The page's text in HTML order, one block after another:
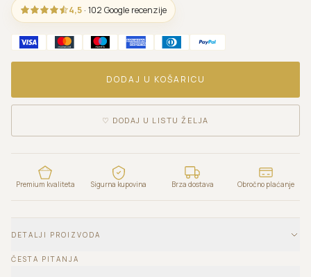
4,5 · 102 Google recenzije
DODAJ U KOŠARICU
♡ DODAJ U LISTU ŽELJA
Premium kvaliteta Sigurna kupovina Brza dostava Obročno plaćanje
DETALJI PROIZVODA
ČESTA PITANJA